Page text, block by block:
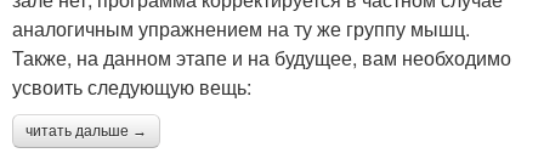
аналогичным упражнением на ту же группу мышц.
Также, на данном этапе и на будущее, вам необходимо
усвоить следующую вещь:
читать дальше →